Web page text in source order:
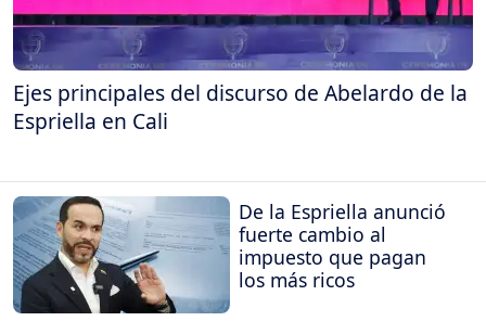
Ejes principales del discurso de Abelardo de la
Espriella en Cali
De la Espriella anunció
fuerte cambio al
impuesto que pagan
los más ricos